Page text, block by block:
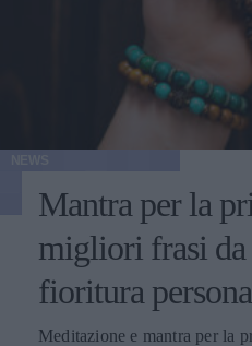
Mantra per la
migliori frasi da
fioritura
Meditazione e mantra per la